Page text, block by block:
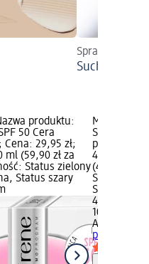
Sprawdź, jak
Sucha skóra
produktu:
50 Cera
29,95 zł;
ml (59,90 zł za
Status zielony
Status szary
Marka:
Sunscreen
49,95 zł;
(49,95 zł
Status
Status
49,95 zł
100 ml
ALTRUIST